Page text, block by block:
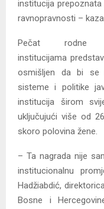
institucija
ravnopravnosti –
Pečat rodne
institucijama
osmišljen da bi se
sisteme i politike
institucija širom
uključujući više od
skoro polovina žene.
– Ta nagrada nije
institucionalnu
Hadžiabdić,
Bosne i